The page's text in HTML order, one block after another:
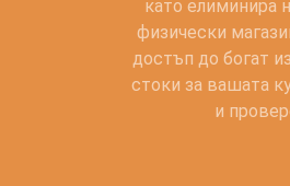
като елиминира
физически
достъп до богат
стоки за вашата
и